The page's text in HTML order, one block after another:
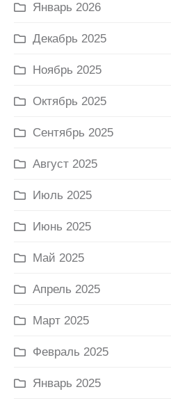
Январь 2026
Декабрь 2025
Ноябрь 2025
Октябрь 2025
Сентябрь 2025
Август 2025
Июль 2025
Июнь 2025
Май 2025
Апрель 2025
Март 2025
Февраль 2025
Январь 2025